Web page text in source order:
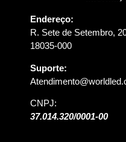
Endereço:
R. Sete de Setembro,
18035-000
Suporte:
CNPJ:
37.014.320/0001-00